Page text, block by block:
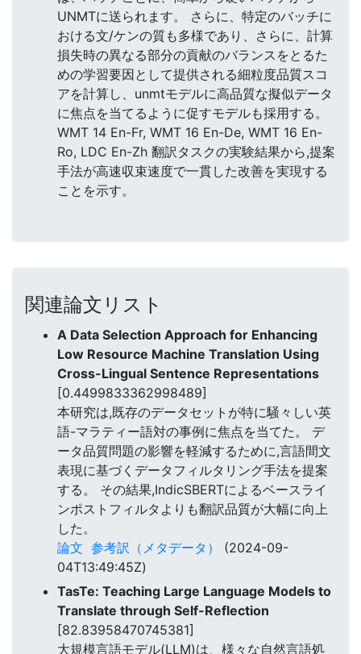
UNMTに送られます。 さらに、特定のバッチに
おける文/ケンの質も多様であり、さらに、計算
損失時の異なる部分の貢献のバランスをとるた
めの学習要因として提供される細粒度品質スコ
アを計算し、unmtモデルに高品質な擬似データ
に焦点を当てるように促すモデルも採用する。
WMT 14 En-Fr, WMT 16 En-De, WMT 16 En-
Ro, LDC En-Zh 翻訳タスクの実験結果から,提案
手法が高速収束速度で一貫した改善を実現する
ことを示す。
関連論文リスト
A Data Selection Approach for Enhancing
Low Resource Machine Translation Using
Cross-Lingual Sentence Representations
[0.4499833362998489]
本研究は,既存のデータセットが特に騒々しい英
語-マラティー語対の事例に焦点を当てた。 デ
ータ品質問題の影響を軽減するために,言語間文
表現に基づくデータフィルタリング手法を提案
する。 その結果,IndicSBERTによるベースライ
ンポストフィルタよりも翻訳品質が大幅に向上
した。
論文 参考訳（メタデータ）
(2024-09-
04T13:49:45Z)
TasTe: Teaching Large Language Models to
Translate through Self-Reflection
[82.83958470745381]
大規模言語モデル(LLM)は、様々な自然言語処